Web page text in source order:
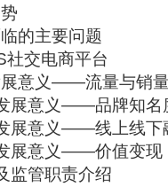
的主要问题
社交电商平台
展意义——流量与销
展意义——品牌知名
展意义——线上线下
展意义——价值变现
监管职责介绍